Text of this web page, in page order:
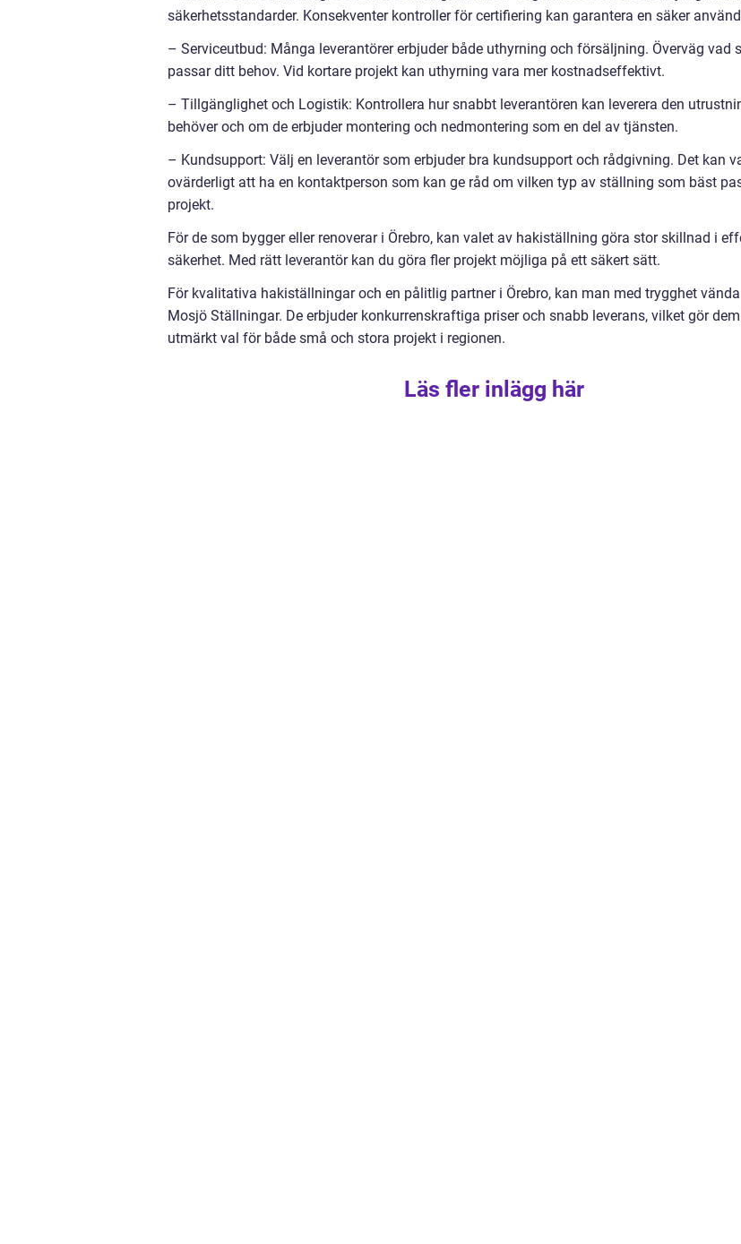
säkerhetsstandarder. Konsekventer kontroller för certifiering kan garantera en säker
– Serviceutbud: Många leverantörer erbjuder både uthyrning och försäljning. Överväg vad
passar ditt behov. Vid kortare projekt kan uthyrning vara mer kostnadseffektivt.
– Tillgänglighet och Logistik: Kontrollera hur snabbt leverantören kan leverera den
behöver och om de erbjuder montering och nedmontering som en del av tjänsten.
– Kundsupport: Välj en leverantör som erbjuder bra kundsupport och rådgivning. Det kan
ovärderligt att ha en kontaktperson som kan ge råd om vilken typ av ställning som bäst
projekt.
För de som bygger eller renoverar i Örebro, kan valet av hakiställning göra stor skillnad i
säkerhet. Med rätt leverantör kan du göra fler projekt möjliga på ett säkert sätt.
För kvalitativa hakiställningar och en pålitlig partner i Örebro, kan man med trygghet
Mosjö Ställningar. De erbjuder konkurrenskraftiga priser och snabb leverans, vilket gör
utmärkt val för både små och stora projekt i regionen.
Läs fler inlägg här